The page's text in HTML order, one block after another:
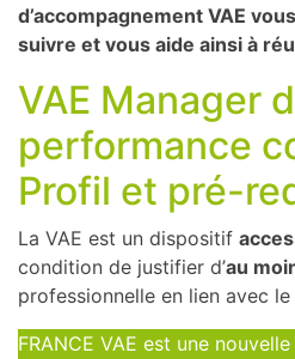
d’accompagnement VAE
suivre et vous aide ainsi à
VAE Manager
performance
Profil et pré-
La VAE est un dispositif
condition de justifier d’au
professionnelle en lien avec
FRANCE VAE est une